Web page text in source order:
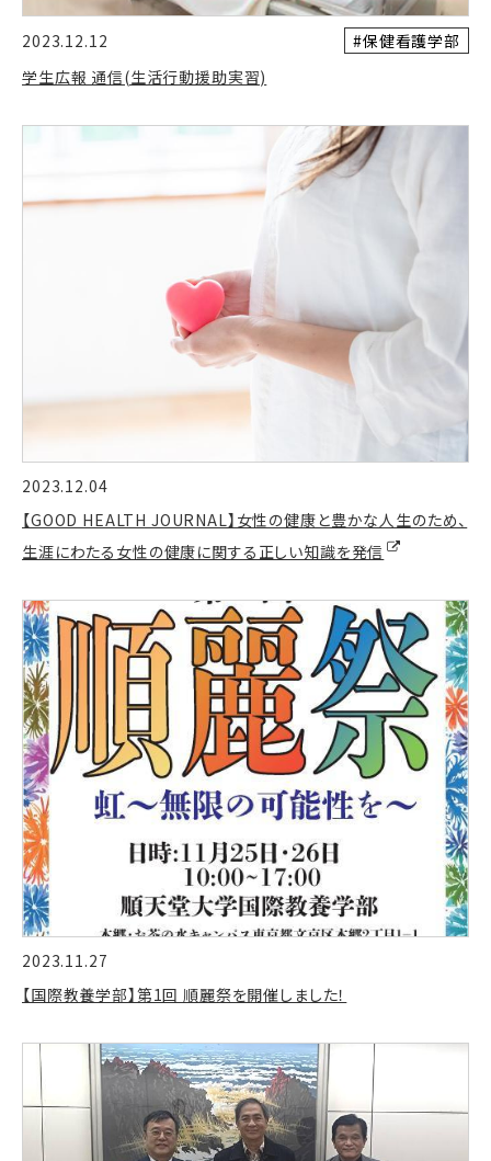
2023.12.12
#保健看護学部
学生広報 通信(生活行動援助実習)
2023.12.04
【GOOD HEALTH JOURNAL】女性の健康と豊かな人生のため、
生涯にわたる女性の健康に関する正しい知識を発信
2023.11.27
【国際教養学部】第1回 順麗祭を開催しました！